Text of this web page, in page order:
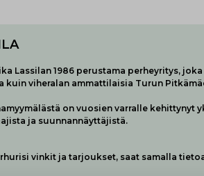
Lassilan 1986 perustama perheyritys,
kuin viheralan ammattilaisia Turun
on vuosien varralle kehittynyt
ja suunnannäyttäjistä.
vinkit ja tarjoukset, saat samalla